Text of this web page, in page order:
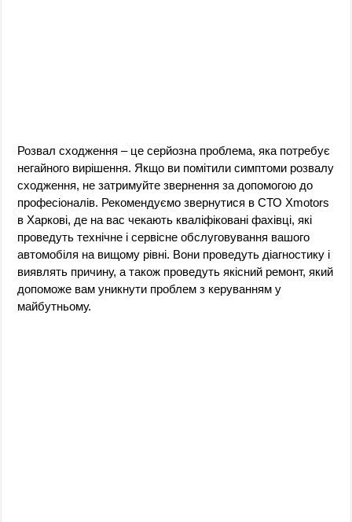
Розвал сходження – це серйозна проблема, яка потребує
негайного вирішення. Якщо ви помітили симптоми розвалу
сходження, не затримуйте звернення за допомогою до
професіоналів. Рекомендуємо звернутися в СТО Xmotors
в Харкові, де на вас чекають кваліфіковані фахівці, які
проведуть технічне і сервісне обслуговування вашого
автомобіля на вищому рівні. Вони проведуть діагностику і
виявлять причину, а також проведуть якісний ремонт, який
допоможе вам уникнути проблем з керуванням у
майбутньому.